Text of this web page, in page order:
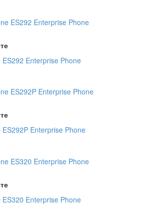
Enterprise Phone
Enterprise Phone
Enterprise Phone